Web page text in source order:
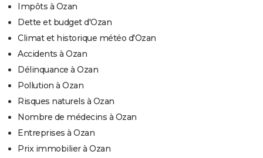
Impôts à Ozan
Dette et budget d'Ozan
Climat et historique météo d'Ozan
Accidents à Ozan
Délinquance à Ozan
Pollution à Ozan
Risques naturels à Ozan
Nombre de médecins à Ozan
Entreprises à Ozan
Prix immobilier à Ozan